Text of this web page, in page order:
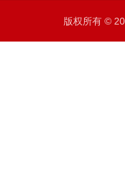
版权所有 ©